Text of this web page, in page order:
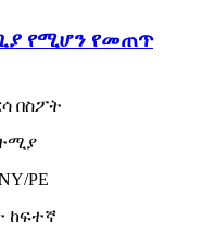
የሚሆን የመጠጥ
በስፖት
PE
ከፍተኛ